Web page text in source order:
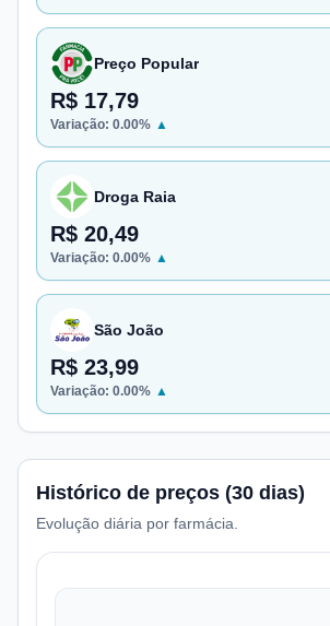
Preço Popular
R$ 17,79
Variação: 0.00% ▲
Droga Raia
R$ 20,49
Variação: 0.00% ▲
São João
R$ 23,99
Variação: 0.00% ▲
Histórico de preços (30 dias)
Evolução diária por farmácia.